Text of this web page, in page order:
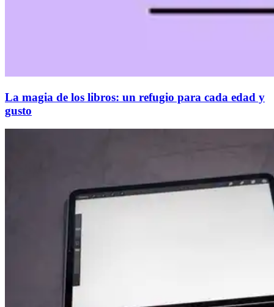
La magia de los libros: un refugio para cada edad y
gusto